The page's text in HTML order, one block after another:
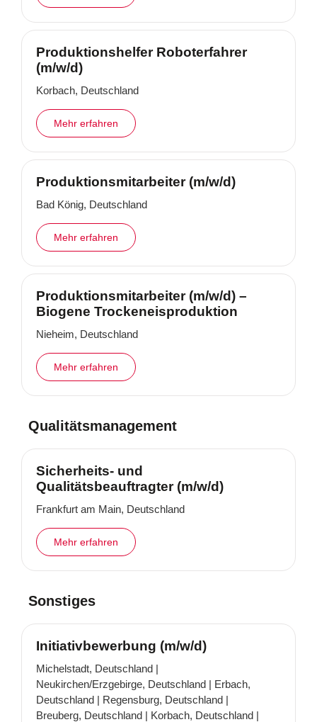
Produktionshelfer Roboterfahrer
(m/w/d)
Korbach, Deutschland
Mehr erfahren
Produktionsmitarbeiter (m/w/d)
Bad König, Deutschland
Mehr erfahren
Produktionsmitarbeiter (m/w/d) –
Biogene Trockeneisproduktion
Nieheim, Deutschland
Mehr erfahren
Qualitätsmanagement
Sicherheits- und
Qualitätsbeauftragter (m/w/d)
Frankfurt am Main, Deutschland
Mehr erfahren
Sonstiges
Initiativbewerbung (m/w/d)
Michelstadt, Deutschland |
Neukirchen/Erzgebirge, Deutschland | Erbach,
Deutschland | Regensburg, Deutschland |
Breuberg, Deutschland | Korbach, Deutschland |